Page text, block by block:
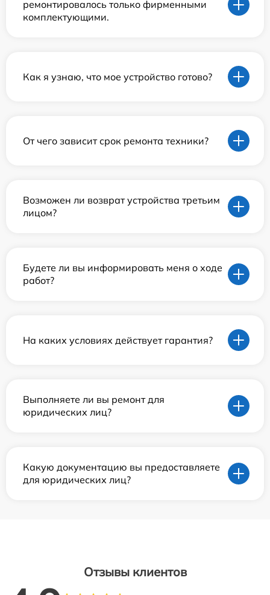
ремонтировалось только фирменными
комплектующими.
Как я узнаю, что мое устройство готово?
От чего зависит срок ремонта техники?
Возможен ли возврат устройства третьим
лицом?
Будете ли вы информировать меня о ходе
работ?
На каких условиях действует гарантия?
Выполняете ли вы ремонт для
юридических лиц?
Какую документацию вы предоставляете
для юридических лиц?
Отзывы клиентов